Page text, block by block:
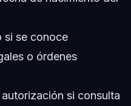
si se conoce
o órdenes
si consulta